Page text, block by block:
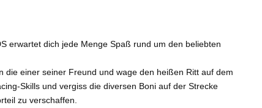
erwartet dich jede Menge Spaß rund um den beliebten
die einer seiner Freund und wage den heißen Ritt auf dem
Skills und vergiss die diversen Boni auf der Strecke
zu verschaffen.